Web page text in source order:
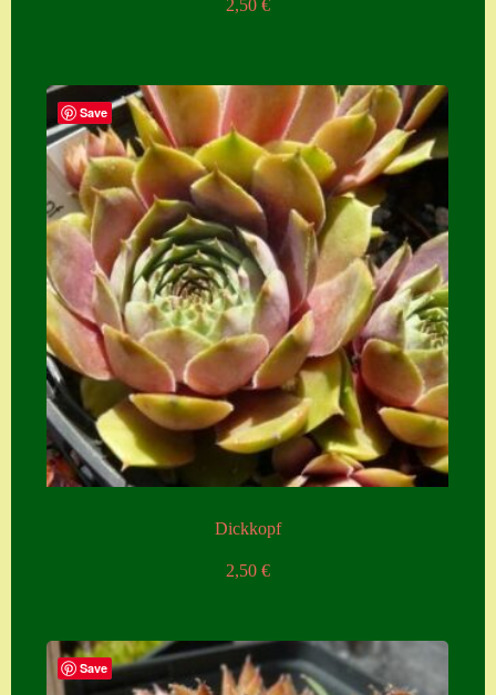
2,50 €
Save
Dickkopf
2,50 €
Save